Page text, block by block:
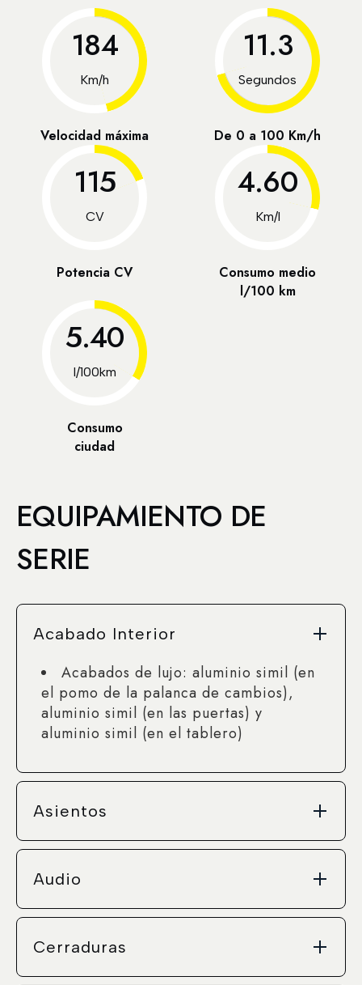
184
Km/h
Velocidad máxima
11.3
Segundos
De 0 a 100 Km/h
115
CV
Potencia CV
4.60
Km/l
Consumo medio
l/100 km
5.40
l/100km
Consumo
ciudad
EQUIPAMIENTO DE
SERIE
Acabado Interior
Acabados de lujo: aluminio simil (en
el pomo de la palanca de cambios),
aluminio simil (en las puertas) y
aluminio simil (en el tablero)
Asientos
Audio
Cerraduras